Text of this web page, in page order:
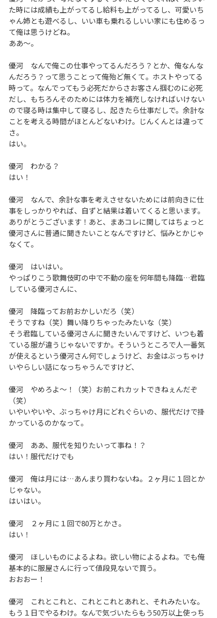
た時には成績も上がってるし給料も上がってるし、可愛いち
ゃん姉とも遊べるし、いい車も乗れるしいい家にも住めるっ
て俺は思うけどね。
ああ～。
優河 なんで俺この仕事やってるんだろう？とか、俺なんな
んだろう？って思うことって俺殆ど無くて。ホストやってる
時って。なんでってもう必死だからさお客さん掴むのに必死
だし、もちろんそのためには体力を補充しなければいけない
ので寝る時は集中して寝るし、起きたら仕事だしで。余計な
ことを考える時間がほとんどないわけ。じんくんとは違って
さ。
はい。
優河 わかる？
はい！
優河 なんで、余計な事を考えさせないためには前向きに仕
事をしっかりやれば、自ずと結果は着いてくると思います。
ありがとうございます！あと、まあコレに関してはちょっと
優河さんに普通に聞きたいことなんですけど、悩みとかじゃ
なくて。
優河 はいはい。
やっぱりこう歌舞伎町の中で不動の座を何年間も降臨…君臨
している優河さんに、
優河 降臨ってお前おかしいだろ（笑）
そうですね（笑）舞い降りちゃったみたいな（笑）
そう君臨している優河さんに聞きたいんですけど、いつも着
ている服が違うじゃないですか。そういうところで人一番気
が使えるという優河さん何でしょうけど、お金はぶっちゃけ
いやらしい話になっちゃうんですけど、
優河 やめろよ～！（笑）お前これカットできねぇんだぞ
（笑）
いやいやいや、ぶっちゃけ月にどれぐらいの、服代だけで掛
かっているのかなって。
優河 ああ、服代を知りたいって事ね！？
はい！服代だけでも
優河 俺は月には…あんまり買わないね。２ヶ月に１回とか
じゃない。
はいはい。
優河 ２ヶ月に１回で80万とかさ。
はい！
優河 ほしいものによるよね。欲しい物によるよね。でも俺
基本的に服屋さんに行って値段見ないで買う。
おおおー！
優河 これとこれと、これとこれとあれと、それみたいな。
もう１日でやるわけ。なんで気づいたらもう50万以上使っち